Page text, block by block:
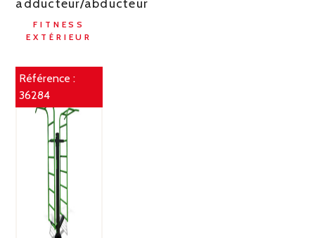
adducteur/abducteur
FITNESS
EXTÉRIEUR
Référence :
36284